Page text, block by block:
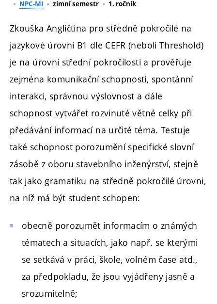
NPC-MI
zimní semestr 1. ročník
Zkouška Angličtina pro středně pokročilé na
jazykové úrovni B1 dle CEFR (neboli Threshold)
je na úrovni střední pokročilosti a prověřuje
zejména komunikační schopnosti, spontánní
interakci, správnou výslovnost a dále
schopnost vytvářet rozvinuté větné celky při
předávání informací na určité téma. Testuje
také schopnost porozumění specifické slovní
zásobě z oboru stavebního inženýrství, stejně
tak jako gramatiku na středně pokročilé úrovni,
na níž má být student schopen:
obecně porozumět informacím o známých
tématech a situacích, jako např. se kterými
se setkává v práci, škole, volném čase atd.,
za předpokladu, že jsou vyjádřeny jasně a
srozumitelně;